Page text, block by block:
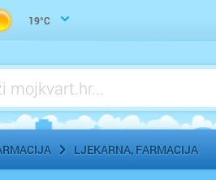
19°C
LJEKARNA, FARMACIJA
Urologija
Zubar, Stomatolog